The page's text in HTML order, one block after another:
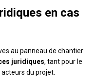
en cas
au panneau de chantier
juridiques, tant pour le
du projet.